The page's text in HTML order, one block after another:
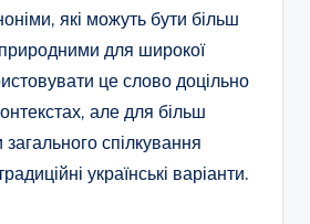
які можуть бути більш
для широкої
це слово доцільно
але для більш
спілкування
українські варіанти.